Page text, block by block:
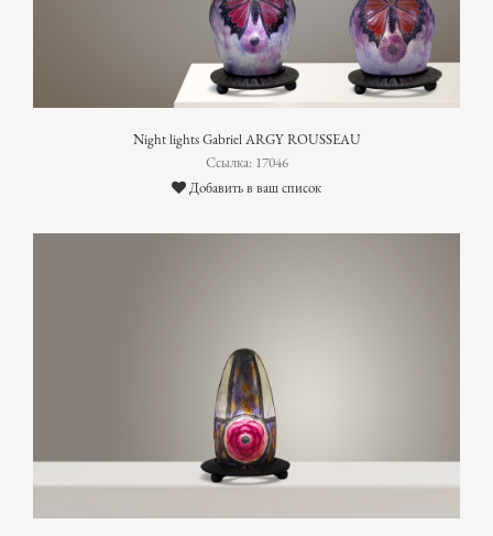
Night lights Gabriel ARGY ROUSSEAU
Ссылка: 17046
Добавить в ваш список